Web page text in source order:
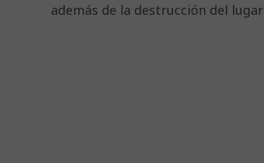
además de la destrucción del lugar